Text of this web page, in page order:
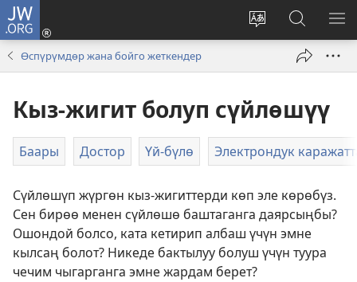
JW.ORG
Башка
тандоо
Кирүү
(жаңы
JW.ORG
сайтынан
Өспүрүмдөр жана бойго жеткендер
Кыз-жигит болуп сүйлөшүү
Баары Достор Үй-бүлө Электрондук
Сүйлөшүп жүргөн кыз-жигиттерди көп эле көрөбүз.
Сен бирөө менен сүйлөшө баштаганга даярсыңбы?
Ошондой болсо, ката кетирип албаш үчүн эмне
кылсаң болот? Никеде бактылуу болуш үчүн туура
чечим чыгарганга эмне жардам берет?